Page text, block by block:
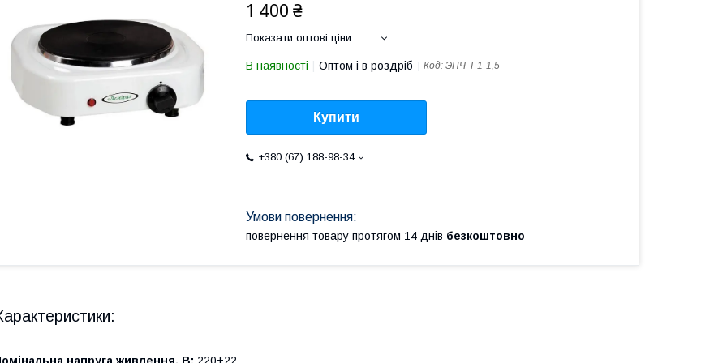
1 400 ₴
Показати оптові ціни
В наявності Оптом і в роздріб Код: ЭПЧ-Т 1-1,5
Купити
+380 (67) 188-98-34
повернення товару протягом 14 днів безкоштовно
напруга живлення, В: 220±22